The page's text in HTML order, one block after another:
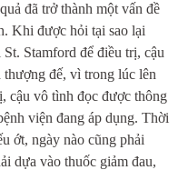
đã trở thành một vấn đề
Khi được hỏi tại sao lại
Stamford để điều trị, cậu
thượng đế, vì trong lúc lên
cậu vô tình đọc được thông
viện đang áp dụng. Thời
ớt, ngày nào cũng phải
dựa vào thuốc giảm đau,